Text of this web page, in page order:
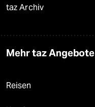
taz Archiv
Mehr taz Angebote
Reisen